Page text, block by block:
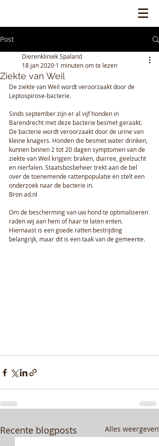
Post
Ziekte van Weil
Dierenkliniek Spaland
18 jan 2020 1 minuten om te lezen
De ziekte van Weil wordt veroorzaakt door de
Leptospirose-bacterie.
Sinds september zijn er al vijf honden in
Barendrecht met deze bacterie besmet geraakt.
De bacterie wordt veroorzaakt door de urine van
kleine knagers. Honden die besmet water drinken,
kunnen binnen 2 tot 20 dagen symptomen van de
ziekte van Weil krijgen: braken, diarree, geelzucht
en nierfalen. Staatsbosbeheer trekt aan de bel
over de toenemende rattenpopulatie en stelt een
onderzoek naar de bacterie in.
Bron ad.nl
Om de bescherming van uw hond te optimaliseren
raden wij aan hem of haar te laten enten.
Hiernaast is een goede ratten bestrijding
belangrijk, maar dit is een taak van de gemeente.
Recente blogposts Alles weergeven